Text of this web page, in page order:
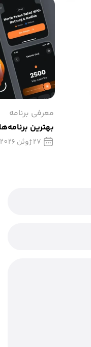
معرفی برنامه
بهترین
27 ژوئن 2026